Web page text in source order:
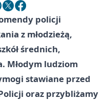
policji
z młodzieżą,
średnich,
Młodym ludziom
stawiane przed
oraz przybliżamy